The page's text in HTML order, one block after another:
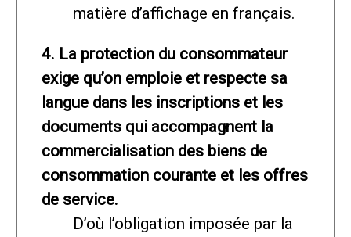
matière d’affichage en français.
4. La protection du consommateur
exige qu’on emploie et respecte sa
langue dans les inscriptions et les
documents qui accompagnent la
commercialisation des biens de
consommation courante et les offres
de service.
D’où l’obligation imposée par la